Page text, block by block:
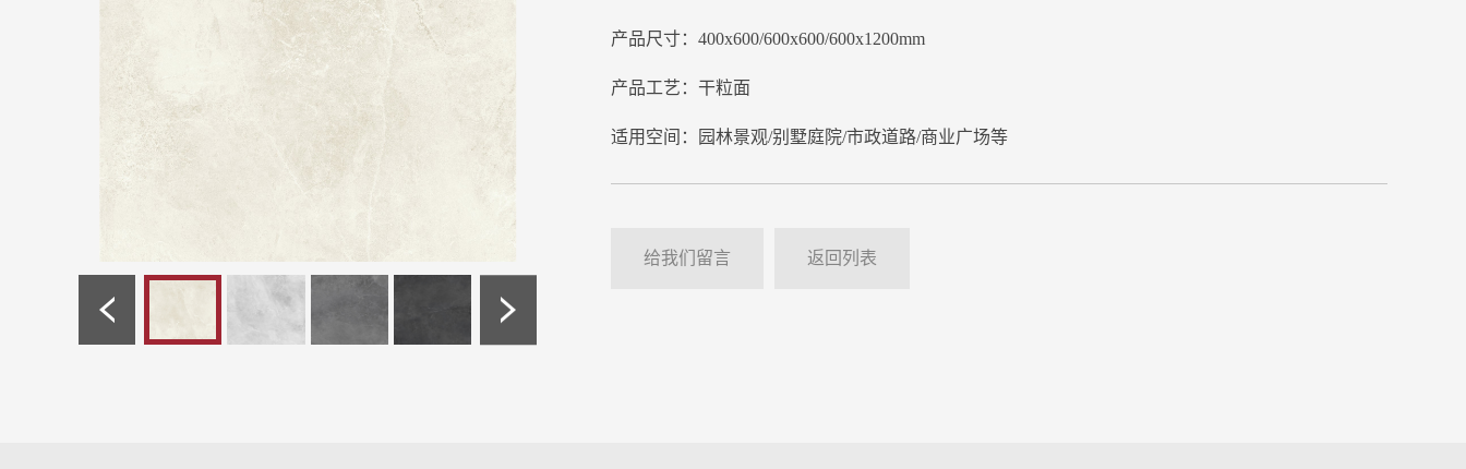
产品尺寸：400x600/600x600/600x1200mm
产品工艺：干粒面
给我们留言 返回列表